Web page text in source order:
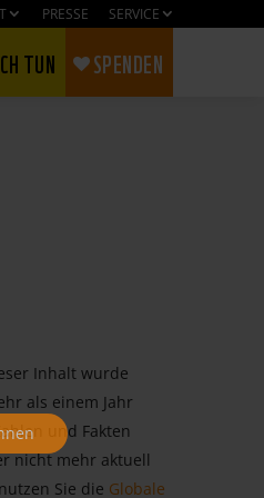
PRESSE SERVICE
TUN SPENDEN
Inhalt wurde
als einem Jahr
und Fakten
nicht mehr aktuell
Sie die Globale